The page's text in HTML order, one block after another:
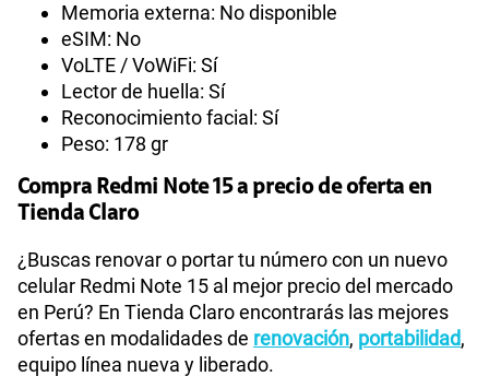
Memoria externa: No disponible
eSIM: No
VoLTE / VoWiFi: Sí
Lector de huella: Sí
Reconocimiento facial: Sí
Peso: 178 gr
Compra Redmi Note 15 a precio de oferta en
Tienda Claro
¿Buscas renovar o portar tu número con un nuevo
celular Redmi Note 15 al mejor precio del mercado
en Perú? En Tienda Claro encontrarás las mejores
ofertas en modalidades de renovación, portabilidad,
equipo línea nueva y liberado.